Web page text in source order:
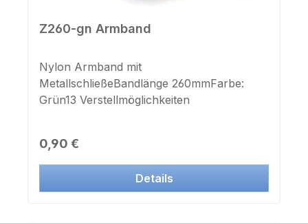
Z260-gn Armband
Nylon Armband mit
MetallschließeBandlänge 260mmFarbe:
Grün13 Verstellmöglichkeiten
Regulärer Preis:
0,90 €
Details